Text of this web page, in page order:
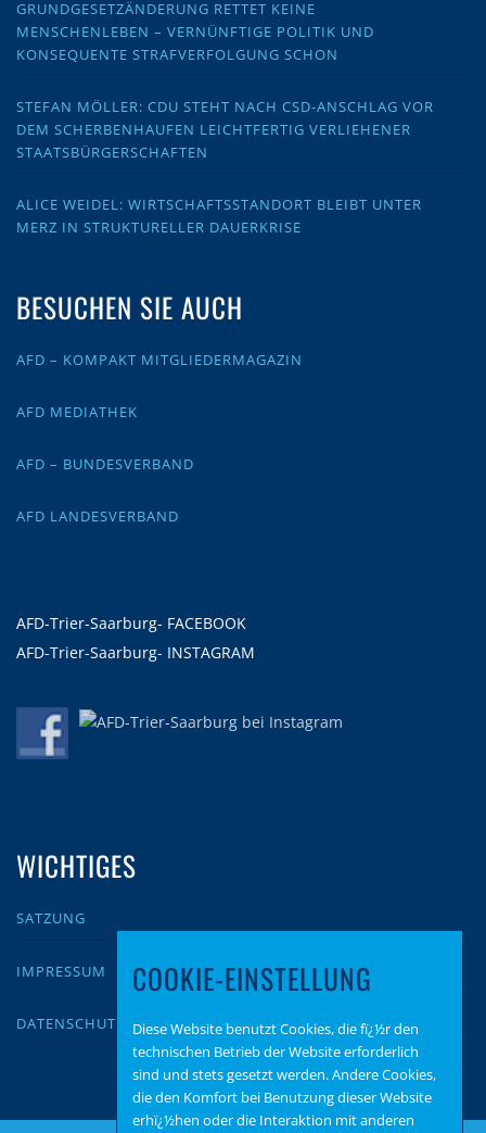
GRUNDGESETZÄNDERUNG RETTET KEINE
MENSCHENLEBEN – VERNÜNFTIGE POLITIK UND
KONSEQUENTE STRAFVERFOLGUNG SCHON
STEFAN MÖLLER: CDU STEHT NACH CSD-ANSCHLAG VOR
DEM SCHERBENHAUFEN LEICHTFERTIG VERLIEHENER
STAATSBÜRGERSCHAFTEN
ALICE WEIDEL: WIRTSCHAFTSSTANDORT BLEIBT UNTER
MERZ IN STRUKTURELLER DAUERKRISE
BESUCHEN SIE AUCH
AFD – KOMPAKT MITGLIEDERMAGAZIN
AFD MEDIATHEK
AFD – BUNDESVERBAND
AFD LANDESVERBAND
AFD-Trier-Saarburg- FACEBOOK
AFD-Trier-Saarburg- INSTAGRAM
WICHTIGES
SATZUNG
IMPRESSUM
DATENSCHUTZ
COOKIE-EINSTELLUNG
Diese Website benutzt Cookies, die fï¿½r den
technischen Betrieb der Website erforderlich
sind und stets gesetzt werden. Andere Cookies,
die den Komfort bei Benutzung dieser Website
erhï¿½hen oder die Interaktion mit anderen